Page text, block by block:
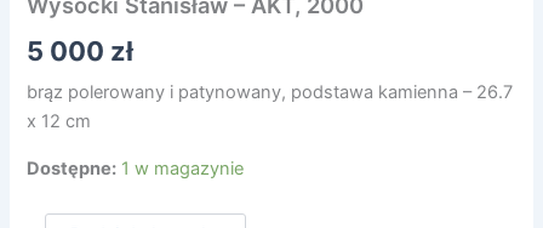
5 000 zł
brąz polerowany i patynowany, podstawa kamienna – 26.7
x 12 cm
Dostępne: 1 w magazynie